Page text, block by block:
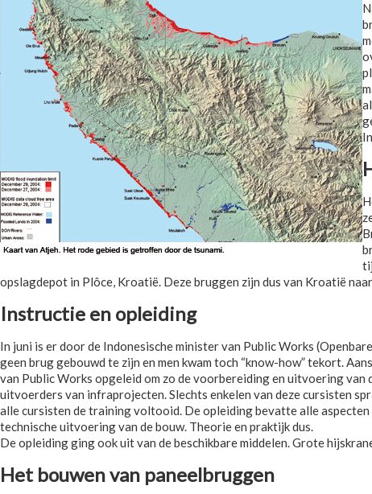
opslagdepot in Plôce, Kroatië. Deze bruggen zijn dus van Kroatië
Instructie en opleiding
In juni is er door de Indonesische minister van Public Works
geen brug gebouwd te zijn en men kwam toch “know-how” tekort.
van Public Works opgeleid om zo de voorbereiding en uitvoering
uitvoerders van infraprojecten. Slechts enkelen van deze cursisten
alle cursisten de training voltooid. De opleiding bevatte alle
technische uitvoering van de bouw. Theorie en praktijk dus.
De opleiding ging ook uit van de beschikbare middelen. Grote
Het bouwen van paneelbruggen